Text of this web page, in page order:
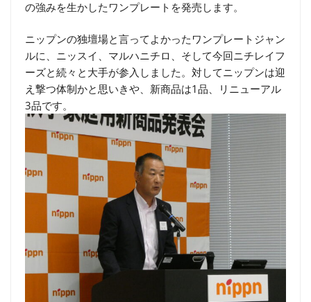
の強みを生かしたワンプレートを発売します。
ニップンの独壇場と言ってよかったワンプレートジャン
ルに、ニッスイ、マルハニチロ、そして今回ニチレイフ
ーズと続々と大手が参入しました。対してニップンは迎
え撃つ体制かと思いきや、新商品は1品、リニューアル
3品です。